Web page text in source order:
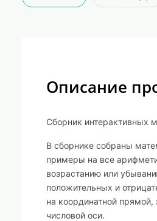
Описание
Сборник интерактивных
В сборнике собраны
примеры на все
возрастанию или
положительных и
на координатной
числовой оси.